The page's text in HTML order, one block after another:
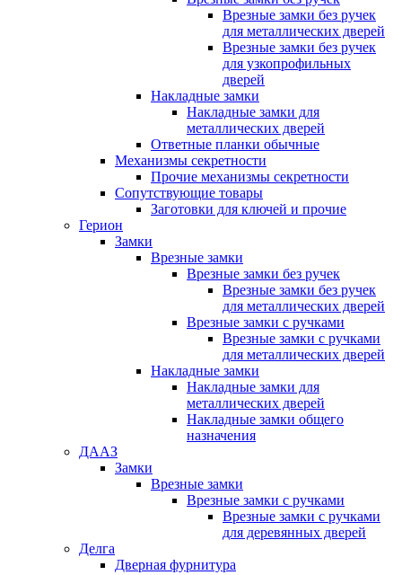
Врезные замки без ручек
для металлических дверей
Врезные замки без ручек
для узкопрофильных
дверей
Накладные замки
Накладные замки для
металлических дверей
Ответные планки обычные
Механизмы секретности
Прочие механизмы секретности
Сопутствующие товары
Заготовки для ключей и прочие
Герион
Замки
Врезные замки
Врезные замки без ручек
Врезные замки без ручек
для металлических дверей
Врезные замки с ручками
Врезные замки с ручками
для металлических дверей
Накладные замки
Накладные замки для
металлических дверей
Накладные замки общего
назначения
ДААЗ
Замки
Врезные замки
Врезные замки с ручками
Врезные замки с ручками
для деревянных дверей
Делга
Дверная фурнитура